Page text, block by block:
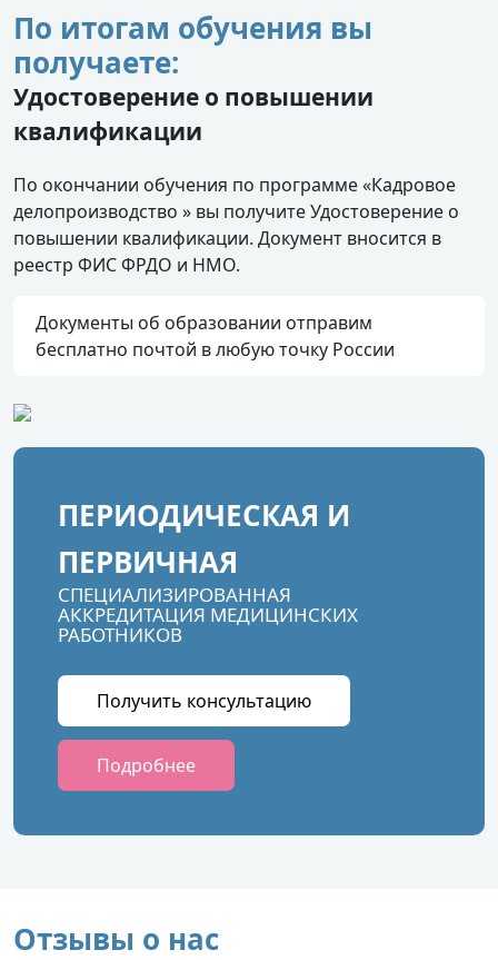
По итогам обучения вы
получаете:
Удостоверение о повышении
квалификации
По окончании обучения по программе «Кадровое
делопроизводство » вы получите Удостоверение о
повышении квалификации. Документ вносится в
реестр ФИС ФРДО и НМО.
Документы об образовании отправим
бесплатно почтой в любую точку России
ПЕРИОДИЧЕСКАЯ И
ПЕРВИЧНАЯ
СПЕЦИАЛИЗИРОВАННАЯ
АККРЕДИТАЦИЯ МЕДИЦИНСКИХ
РАБОТНИКОВ
Получить консультацию
Подробнее
Отзывы о нас